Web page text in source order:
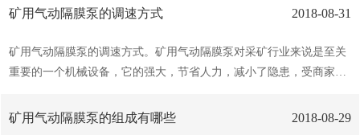
差、耐臭氧性差，电低劣，弹性稍低。氯丁橡胶：又称...
水压上来，再将泵体注满水，然后开机。同时检视逆止阀是否严密，
或调合漆，并扭紧螺丝。2.检查气动清污泵轴的油封环，若磨损严重
应换新件。3.管路漏水或漏气。可能安设时螺帽拧得不紧。若渗漏不
螺帽,若漏水严重则必须重新拆装，换有裂痕的管子;...
2018-08-31
矿用气动隔膜泵的调速方式
矿用气动隔膜泵的调速方式。矿用气动隔膜泵对采矿行业来说是至关
重要的一个机械设备，它的强大，节省人力，减小了隐患，受商家喜
隔膜泵的调速方式。工况点偏离效区是矿用气动隔膜泵需要调速的基
2018-08-29
矿用气动隔膜泵的组成有哪些